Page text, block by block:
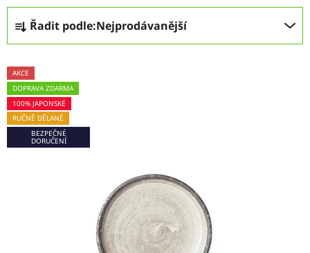
Ř
a
z
e
n
í
p
Řadit podle:Nejprodávanější
V
ý
p
i
AKCE
DOPRAVA ZDARMA
100% JAPONSKÉ
RUČNĚ DĚLANÉ
BEZPEČNÉ
DORUČENÍ